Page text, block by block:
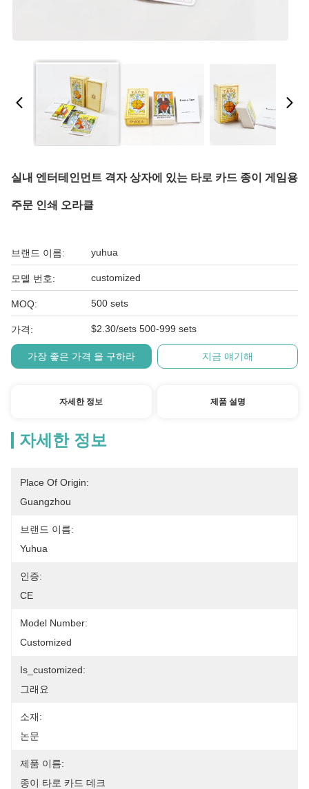
실내 엔터테인먼트 격자 상자에 있는 타로 카드 종이 게임용
주문 인쇄 오라클
브랜드 이름: yuhua
모델 번호: customized
MOQ: 500 sets
가격: $2.30/sets 500-999 sets
가장 좋은 가격 을 구하라 지금 얘기해
자세한 정보 제품 설명
자세한 정보
Place Of Origin:
Guangzhou
브랜드 이름:
Yuhua
인증:
CE
Model Number:
Customized
Is_customized:
그래요
소재:
논문
제품 이름:
종이 타로 카드 데크